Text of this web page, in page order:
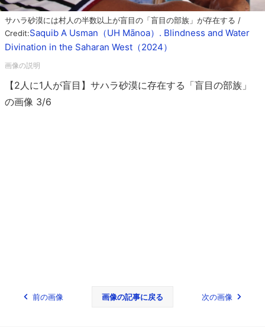
サハラ砂漠には村人の半数以上が盲目の「盲目の部族」が存在する /
Credit:Saquib A Usman（UH Mānoa）. Blindness and Water
Divination in the Saharan West（2024）
【2人に1人が盲目】サハラ砂漠に存在する「盲目の部族」
の画像 3/6
前の画像 画像の記事に戻る 次の画像